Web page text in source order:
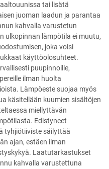
tai lisätä
juoman laadun ja parantaa
kahvalla varustetun
ulkopinnan lämpötila ei muutu,
joka voisi
käyttöolosuhteet.
puupinnoille,
ilman huolta
Lämpöeste suojaa myös
käsitellään kuumien sisältöjen
miellyttävän
Edistyneet
tyhjiötiiviste säilyttää
ajan, estäen ilman
Laatutarkastukset
kahvalla varustettuna